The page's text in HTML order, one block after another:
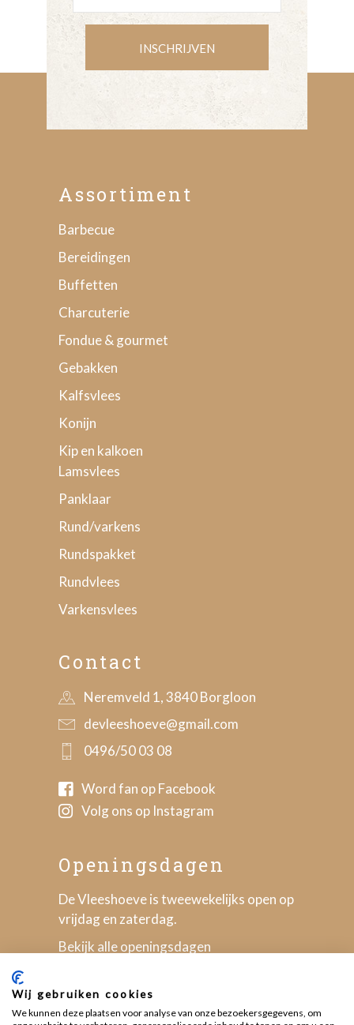
INSCHRIJVEN
Assortiment
Barbecue
Bereidingen
Buffetten
Charcuterie
Fondue & gourmet
Gebakken
Kalfsvlees
Konijn
Kip en kalkoen
Lamsvlees
Panklaar
Rund/varkens
Rundspakket
Rundvlees
Varkensvlees
Contact
Neremveld 1, 3840 Borgloon
devleeshoeve@gmail.com
0496/50 03 08
Word fan op Facebook
Volg ons op Instagram
Openingsdagen
De Vleeshoeve is tweewekelijks open op
vrijdag en zaterdag.
Bekijk alle openingsdagen
Wij gebruiken cookies
We kunnen deze plaatsen voor analyse van onze bezoekersgegevens, om